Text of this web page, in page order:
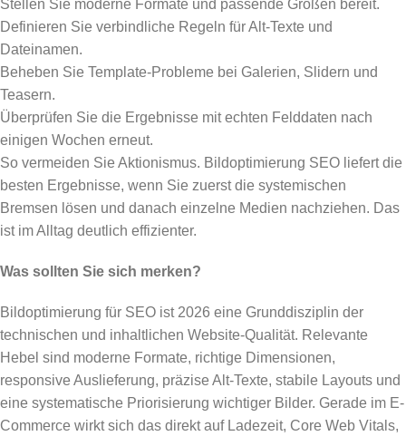
Stellen Sie moderne Formate und passende Größen bereit.
Definieren Sie verbindliche Regeln für Alt-Texte und
Dateinamen.
Beheben Sie Template-Probleme bei Galerien, Slidern und
Teasern.
Überprüfen Sie die Ergebnisse mit echten Felddaten nach
einigen Wochen erneut.
So vermeiden Sie Aktionismus. Bildoptimierung SEO liefert die
besten Ergebnisse, wenn Sie zuerst die systemischen
Bremsen lösen und danach einzelne Medien nachziehen. Das
ist im Alltag deutlich effizienter.
Was sollten Sie sich merken?
Bildoptimierung für SEO ist 2026 eine Grunddisziplin der
technischen und inhaltlichen Website-Qualität. Relevante
Hebel sind moderne Formate, richtige Dimensionen,
responsive Auslieferung, präzise Alt-Texte, stabile Layouts und
eine systematische Priorisierung wichtiger Bilder. Gerade im E-
Commerce wirkt sich das direkt auf Ladezeit, Core Web Vitals,